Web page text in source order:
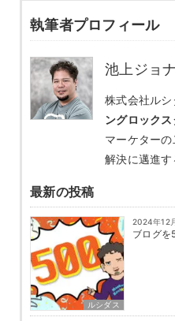
執筆者プロフィール
池上ジョ
株式会社ルシ
ングロック
マーケター
解決に邁進
最新の投稿
ルシダス
2024年12
ブログを